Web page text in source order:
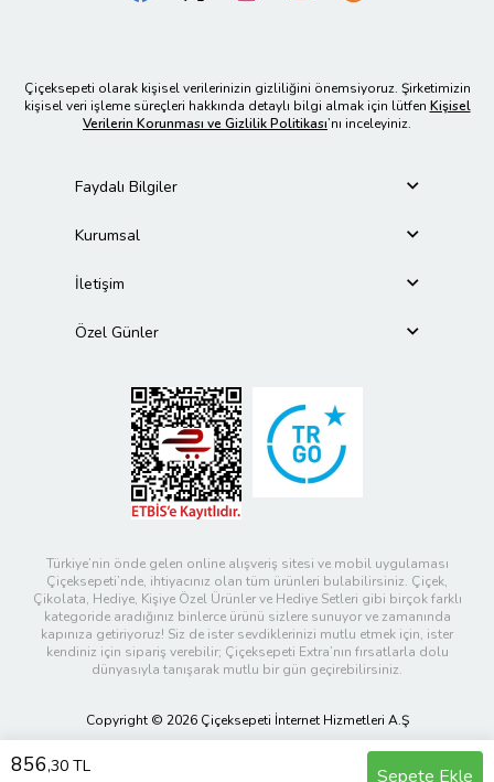
856,30 TL Sepete Ekle
Çiçeksepeti olarak kişisel verilerinizin gizliliğini önemsiyoruz. Şirketimizin
kişisel veri işleme süreçleri hakkında detaylı bilgi almak için lütfen Kişisel
Verilerin Korunması ve Gizlilik Politikası’nı inceleyiniz.
Faydalı Bilgiler
Kurumsal
İletişim
Özel Günler
Türkiye’nin önde gelen online alışveriş sitesi ve mobil uygulaması
Çiçeksepeti’nde, ihtiyacınız olan tüm ürünleri bulabilirsiniz. Çiçek,
Çikolata, Hediye, Kişiye Özel Ürünler ve Hediye Setleri gibi birçok farklı
kategoride aradığınız binlerce ürünü sizlere sunuyor ve zamanında
kapınıza getiriyoruz! Siz de ister sevdiklerinizi mutlu etmek için, ister
kendiniz için sipariş verebilir; Çiçeksepeti Extra’nın fırsatlarla dolu
dünyasıyla tanışarak mutlu bir gün geçirebilirsiniz.
Copyright © 2026 Çiçeksepeti İnternet Hizmetleri A.Ş